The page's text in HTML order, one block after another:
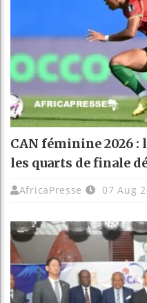
CAN féminine 2026
les quarts de finale
AfricaPresse 07 Aug